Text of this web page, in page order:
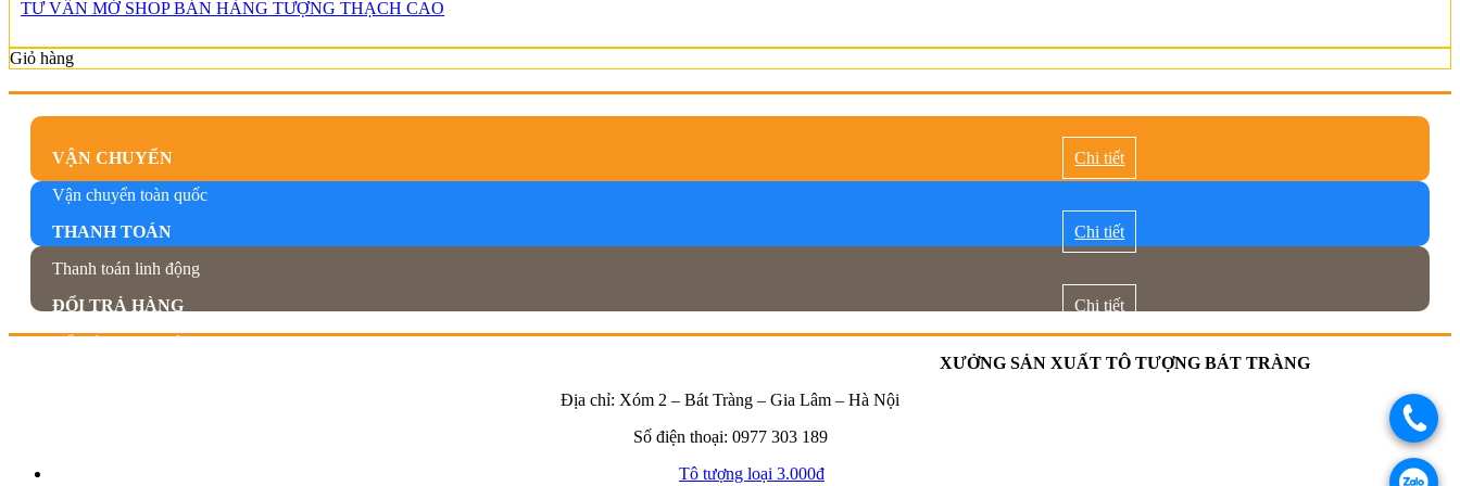
TƯ VẤN MỞ SHOP BÁN HÀNG TƯỢNG THẠCH CAO
Giỏ hàng
VẬN CHUYỂN
Vận chuyển toàn quốc
Chi tiết
THANH TOÁN
Thanh toán linh động
Chi tiết
ĐỔI TRẢ HÀNG
Đổi trả trong 7 ngày
Chi tiết
XƯỞNG SẢN XUẤT TÔ TƯỢNG BÁT TRÀNG
Địa chỉ: Xóm 2 – Bát Tràng – Gia Lâm – Hà Nội
Số điện thoại: 0977 303 189
Tô tượng loại 3.000đ
.
.